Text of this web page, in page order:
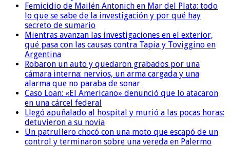
Femicidio de Mailén Antonich en Mar del Plata: todo
lo que se sabe de la investigación y por qué hay
secreto de sumario
Mientras avanzan las investigaciones en el exterior,
qué pasa con las causas contra Tapia y Toviggino en
Argentina
Robaron un auto y quedaron grabados por una
cámara interna: nervios, un arma cargada y una
alarma que no paraba de sonar
Caso Loan: «El Americano» denunció que lo atacaron
en una cárcel federal
Llegó apuñalado al hospital y murió a las pocas horas:
detuvieron a su novia
Un patrullero chocó con una moto que escapó de un
control y terminaron sobre una vereda en Palermo